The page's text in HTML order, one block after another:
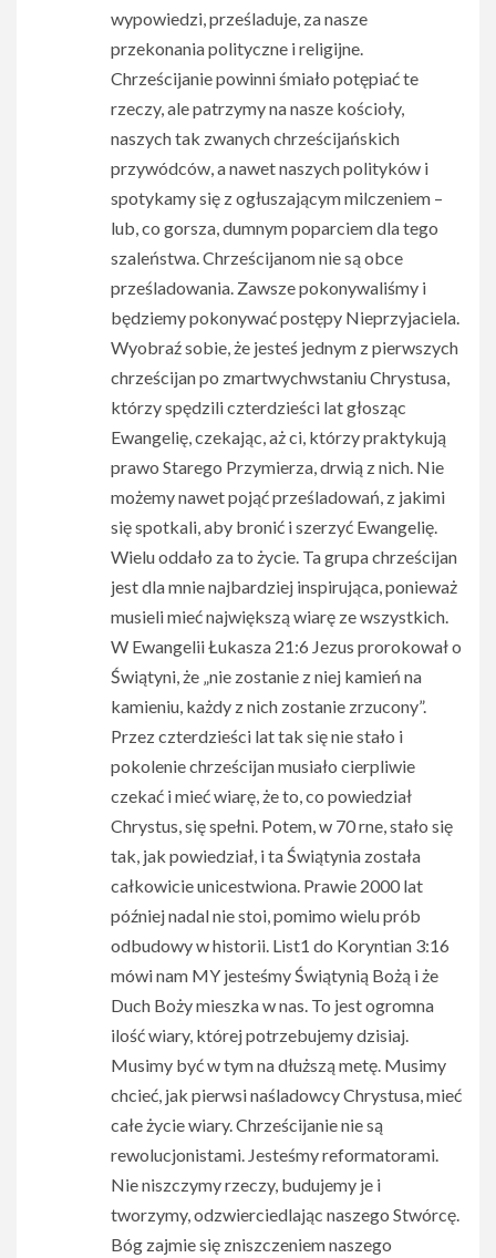
wypowiedzi, prześladuje, za nasze
przekonania polityczne i religijne.
Chrześcijanie powinni śmiało potępiać te
rzeczy, ale patrzymy na nasze kościoły,
naszych tak zwanych chrześcijańskich
przywódców, a nawet naszych polityków i
spotykamy się z ogłuszającym milczeniem –
lub, co gorsza, dumnym poparciem dla tego
szaleństwa. Chrześcijanom nie są obce
prześladowania. Zawsze pokonywaliśmy i
będziemy pokonywać postępy Nieprzyjaciela.
Wyobraź sobie, że jesteś jednym z pierwszych
chrześcijan po zmartwychwstaniu Chrystusa,
którzy spędzili czterdzieści lat głosząc
Ewangelię, czekając, aż ci, którzy praktykują
prawo Starego Przymierza, drwią z nich. Nie
możemy nawet pojąć prześladowań, z jakimi
się spotkali, aby bronić i szerzyć Ewangelię.
Wielu oddało za to życie. Ta grupa chrześcijan
jest dla mnie najbardziej inspirująca, ponieważ
musieli mieć największą wiarę ze wszystkich.
W Ewangelii Łukasza 21:6 Jezus prorokował o
Świątyni, że „nie zostanie z niej kamień na
kamieniu, każdy z nich zostanie zrzucony”.
Przez czterdzieści lat tak się nie stało i
pokolenie chrześcijan musiało cierpliwie
czekać i mieć wiarę, że to, co powiedział
Chrystus, się spełni. Potem, w 70 rne, stało się
tak, jak powiedział, i ta Świątynia została
całkowicie unicestwiona. Prawie 2000 lat
później nadal nie stoi, pomimo wielu prób
odbudowy w historii. List1 do Koryntian 3:16
mówi nam MY jesteśmy Świątynią Bożą i że
Duch Boży mieszka w nas. To jest ogromna
ilość wiary, której potrzebujemy dzisiaj.
Musimy być w tym na dłuższą metę. Musimy
chcieć, jak pierwsi naśladowcy Chrystusa, mieć
całe życie wiary. Chrześcijanie nie są
rewolucjonistami. Jesteśmy reformatorami.
Nie niszczymy rzeczy, budujemy je i
tworzymy, odzwierciedlając naszego Stwórcę.
Bóg zajmie się zniszczeniem naszego